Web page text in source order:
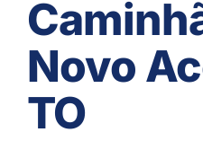
Novo
TO